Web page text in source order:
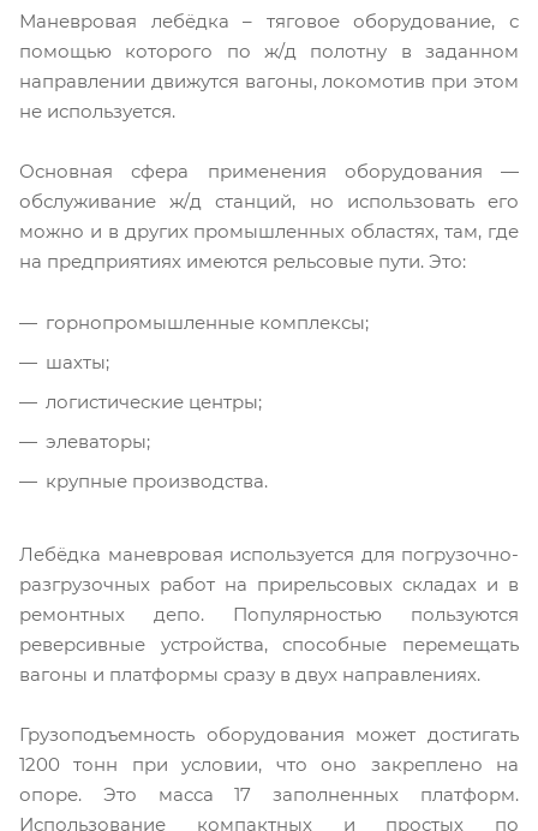
Маневровая лебёдка – тяговое оборудование, с
помощью которого по ж/д полотну в заданном
направлении движутся вагоны, локомотив при этом
не используется.
Основная сфера применения оборудования —
обслуживание ж/д станций, но использовать его
можно и в других промышленных областях, там, где
на предприятиях имеются рельсовые пути. Это:
горнопромышленные комплексы;
шахты;
логистические центры;
элеваторы;
крупные производства.
Лебёдка маневровая используется для погрузочно-
разгрузочных работ на прирельсовых складах и в
ремонтных депо. Популярностью пользуются
реверсивные устройства, способные перемещать
вагоны и платформы сразу в двух направлениях.
Грузоподъемность оборудования может достигать
1200 тонн при условии, что оно закреплено на
опоре. Это масса 17 заполненных платформ.
Использование компактных и простых по